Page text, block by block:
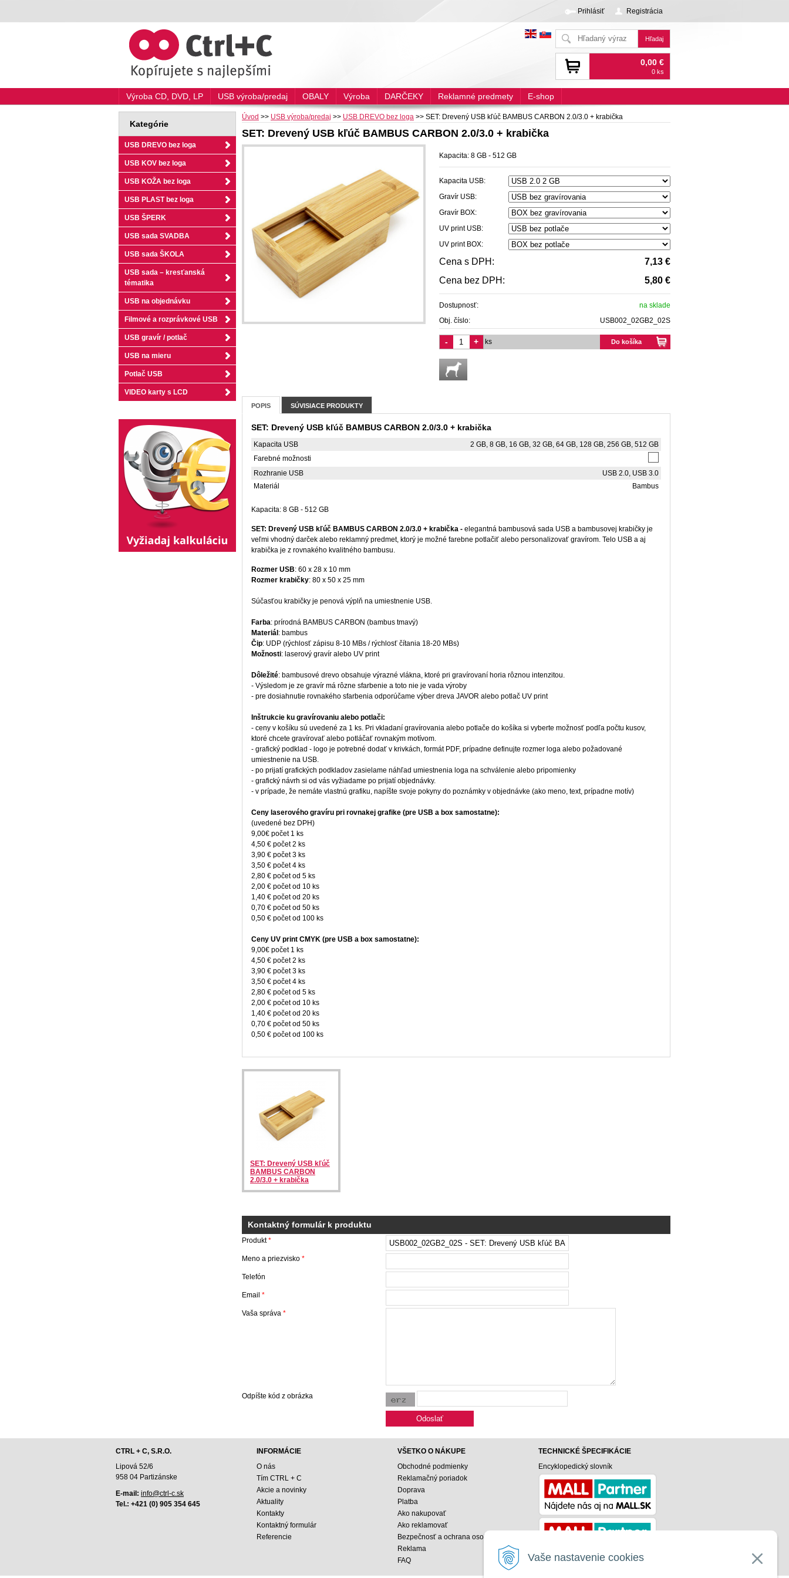
Vaše nastavenie cookies
Prihlásiť Registrácia
0,00 €
0 ks
Úvod >> USB výroba/predaj >> USB DREVO bez loga >> SET: Drevený USB kľúč BAMBUS CARBON 2.0/3.0 + krabička
SET: Drevený USB kľúč BAMBUS CARBON 2.0/3.0 + krabička
Kapacita: 8 GB - 512 GB
Kapacita USB:
Gravír USB:
Gravír BOX:
UV print USB:
UV print BOX:
Cena s DPH:
7,13 €
Cena bez DPH:
5,80 €
Dostupnosť:
na sklade
Obj. číslo:
USB002_02GB2_02S
Do košíka
- + ks
POPIS SÚVISIACE PRODUKTY
SET: Drevený USB kľúč BAMBUS CARBON 2.0/3.0 + krabička
Kapacita USB
2 GB, 8 GB, 16 GB, 32 GB, 64 GB, 128 GB, 256 GB, 512 GB
Farebné možnosti
Rozhranie USB
USB 2.0, USB 3.0
Materiál
Bambus
Kapacita: 8 GB - 512 GB
SET: Drevený USB kľúč BAMBUS CARBON 2.0/3.0 + krabička - elegantná bambusová sada USB a bambusovej krabičky je
veľmi vhodný darček alebo reklamný predmet, ktorý je možné farebne potlačiť alebo personalizovať gravírom. Telo USB a aj
krabička je z rovnakého kvalitného bambusu.
Rozmer USB: 60 x 28 x 10 mm
Rozmer krabičky: 80 x 50 x 25 mm
Súčasťou krabičky je penová výplň na umiestnenie USB.
Farba: prírodná BAMBUS CARBON (bambus tmavý)
Materiál: bambus
Čip: UDP (rýchlosť zápisu 8-10 MBs / rýchlosť čítania 18-20 MBs)
Možnosti: laserový gravír alebo UV print
Dôležité: bambusové drevo obsahuje výrazné vlákna, ktoré pri gravírovaní horia rôznou intenzitou.
- Výsledom je ze gravír má rôzne sfarbenie a toto nie je vada výroby
- pre dosiahnutie rovnakého sfarbenia odporúčame výber dreva JAVOR alebo potlač UV print
Inštrukcie ku gravírovaniu alebo potlači:
- ceny v košíku sú uvedené za 1 ks. Pri vkladaní gravírovania alebo potlače do košíka si vyberte možnosť podľa počtu kusov,
ktoré chcete gravírovať alebo potláčať rovnakým motívom.
- grafický podklad - logo je potrebné dodať v krivkách, formát PDF, prípadne definujte rozmer loga alebo požadované
umiestnenie na USB.
- po prijatí grafických podkladov zasielame náhľad umiestnenia loga na schválenie alebo pripomienky
- grafický návrh si od vás vyžiadame po prijatí objednávky.
- v prípade, že nemáte vlastnú grafiku, napíšte svoje pokyny do poznámky v objednávke (ako meno, text, prípadne motív)
Ceny laserového gravíru pri rovnakej grafike (pre USB a box samostatne):
(uvedené bez DPH)
9,00€ počet 1 ks
4,50 € počet 2 ks
3,90 € počet 3 ks
3,50 € počet 4 ks
2,80 € počet od 5 ks
2,00 € počet od 10 ks
1,40 € počet od 20 ks
0,70 € počet od 50 ks
0,50 € počet od 100 ks
Ceny UV print CMYK (pre USB a box samostatne):
9,00€ počet 1 ks
4,50 € počet 2 ks
3,90 € počet 3 ks
3,50 € počet 4 ks
2,80 € počet od 5 ks
2,00 € počet od 10 ks
1,40 € počet od 20 ks
0,70 € počet od 50 ks
0,50 € počet od 100 ks
SET: Drevený USB kľúč
BAMBUS CARBON
2.0/3.0 + krabička
Kontaktný formulár k produktu
Produkt*
Meno a priezvisko *
Telefón
Email *
Vaša správa *
Odpíšte kód z obrázka
Kategórie
USB DREVO bez loga
USB KOV bez loga
USB KOŽA bez loga
USB PLAST bez loga
USB ŠPERK
USB sada SVADBA
USB sada ŠKOLA
USB sada – kresťanská
tématika
USB na objednávku
Filmové a rozprávkové USB
USB gravír / potlač
USB na mieru
Potlač USB
VIDEO karty s LCD
Výroba CD, DVD, LP USB výroba/predaj OBALY Výroba DARČEKY Reklamné predmety E-shop
CTRL + C, S.R.O.
Lipová 52/6
958 04 Partizánske
E-mail: info@ctrl-c.sk
Tel.: +421 (0) 905 354 645
INFORMÁCIE
O nás
Tím CTRL + C
Akcie a novinky
Aktuality
Kontakty
Kontaktný formulár
Referencie
VŠETKO O NÁKUPE
Obchodné podmienky
Reklamačný poriadok
Doprava
Platba
Ako nakupovať
Ako reklamovať
Bezpečnosť a ochrana osobných údajov
Reklama
FAQ
TECHNICKÉ ŠPECIFIKÁCIE
Encyklopedický slovník